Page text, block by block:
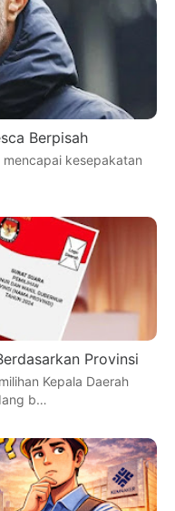
Berpisah
mencapai kesepakatan
Provinsi
Kepala Daerah
b…